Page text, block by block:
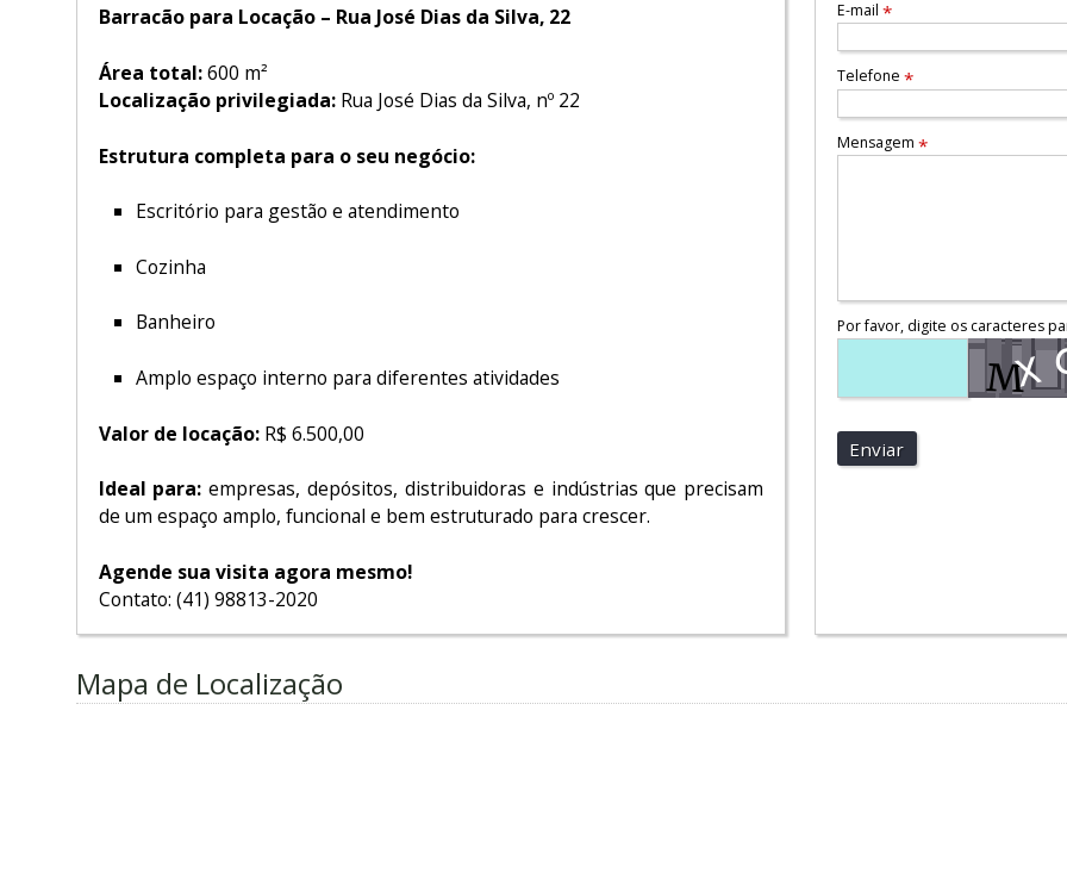
Barracão para Locação – Rua José Dias da Silva, 22
Área total:600 m²
Localização privilegiada:Rua José Dias da Silva, nº 22
Estrutura completa para o seu negócio:
Escritório para gestão e atendimento
Cozinha
Banheiro
Amplo espaço interno para diferentes atividades
Valor de locação:R$ 6.500,00
Ideal para: empresas, depósitos, distribuidoras e indústrias que precisam
de um espaço amplo, funcional e bem estruturado para crescer.
Agende sua visita agora mesmo!
Contato: (41) 98813-2020
E-mail *
Telefone *
Mensagem *
Por favor, digite os caracteres
Enviar
Mapa de Localização